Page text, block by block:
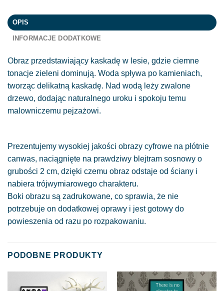
OPIS
INFORMACJE DODATKOWE
Obraz przedstawiający kaskadę w lesie, gdzie ciemne
tonacje zieleni dominują. Woda spływa po kamieniach,
tworząc delikatną kaskadę. Nad wodą leży zwalone
drzewo, dodając naturalnego uroku i spokoju temu
malowniczemu pejzażowi.
Prezentujemy wysokiej jakości obrazy cyfrowe na płótnie
canwas, naciągnięte na prawdziwy blejtram sosnowy o
grubości 2 cm, dzięki czemu obraz odstaje od ściany i
nabiera trójwymiarowego charakteru.
Boki obrazu są zadrukowane, co sprawia, że nie
potrzebuje on dodatkowej oprawy i jest gotowy do
powieszenia od razu po rozpakowaniu.
PODOBNE PRODUKTY